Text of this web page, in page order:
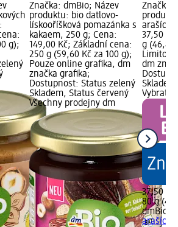
g);
Značka: dmBio; Název
produktu: bio datlovo-
lískooříšková pomazánka s
kakaem, 250 g; Cena:
149,00 Kč; Základní cena:
250 g (59,60 Kč za 100 g);
Pouze online grafika, dm
značka grafika;
Dostupnost: Status zelený
Skladem, Status červený
Všechny prodejny dm
Značka:
arašídy,
37,50
g (46,88
dm
Vybrat
37,50 Kč
80 g
dmBio
arašídy,